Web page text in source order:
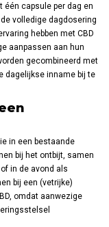
één capsule per dag en
volledige dagdosering
hebben met CBD
aanpassen aan hun
gecombineerd met
dagelijkse inname bij te
in een bestaande
bij het ontbijt, samen
in de avond als
bij een (vetrijke)
omdat aanwezige